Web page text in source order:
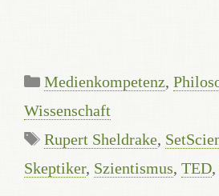
Kategorien
Medienkompetenz,
Wissenschaft
Schlagwörter
Rupert Sheldrake,
Skeptiker, Szientismus, TED,